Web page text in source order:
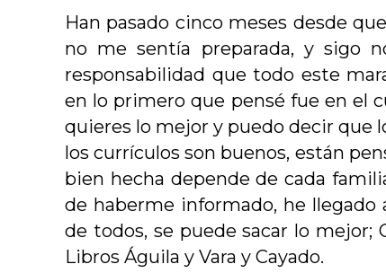
Han pasado cinco meses desde
no me sentía preparada, y sigo
responsabilidad que todo este
en lo primero que pensé fue en el
quieres lo mejor y puedo decir que
los currículos son buenos, están
bien hecha depende de cada
de haberme informado, he
de todos, se puede sacar lo mejor;
Libros Águila y Vara y Cayado.